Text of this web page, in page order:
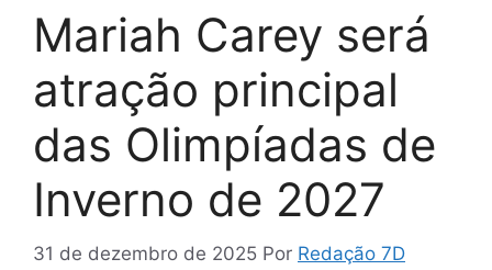
Mariah Carey será
atração principal
das Olimpíadas de
Inverno de 2027
31 de dezembro de 2025 Por Redação 7D